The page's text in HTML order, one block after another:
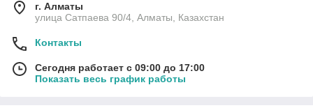
г. Алматы
улица Сатпаева 90/4, Алматы, Казахстан
Контакты
Сегодня работает с 09:00 до 17:00
Показать весь график работы